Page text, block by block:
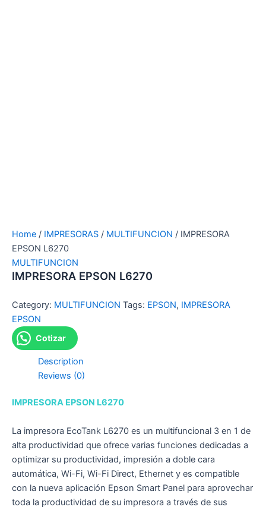
Home / IMPRESORAS / MULTIFUNCION / IMPRESORA
EPSON L6270
MULTIFUNCION
IMPRESORA EPSON L6270
Category: MULTIFUNCION Tags: EPSON, IMPRESORA
EPSON
Cotizar
Description
Reviews (0)
IMPRESORA EPSON L6270
La impresora EcoTank L6270 es un multifuncional 3 en 1 de
alta productividad que ofrece varias funciones dedicadas a
optimizar su productividad, impresión a doble cara
automática, Wi-Fi, Wi-Fi Direct, Ethernet y es compatible
con la nueva aplicación Epson Smart Panel para aprovechar
toda la productividad de su impresora a través de sus